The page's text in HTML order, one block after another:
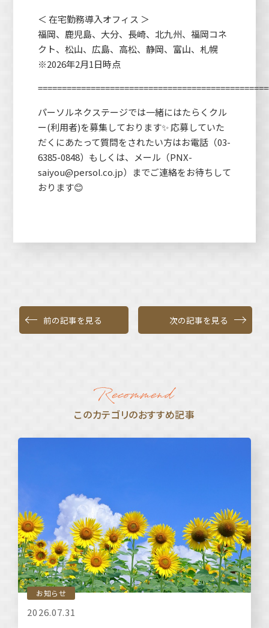
＜ 在宅勤務導入オフィス ＞
福岡、鹿児島、大分、長崎、北九州、福岡コネ
クト、松山、広島、高松、静岡、富山、札幌
※2026年2月1日時点
パーソルネクステージでは一緒にはたらくクル
ー(利用者)を募集しております✨ 応募していた
だくにあたって質問をされたい方はお電話（03-
6385-0848）もしくは、メール（PNX-
saiyou@persol.co.jp）までご連絡をお待ちして
おります😊
前の記事を見る 次の記事を見る
このカテゴリのおすすめ記事
お知らせ
2026.07.31